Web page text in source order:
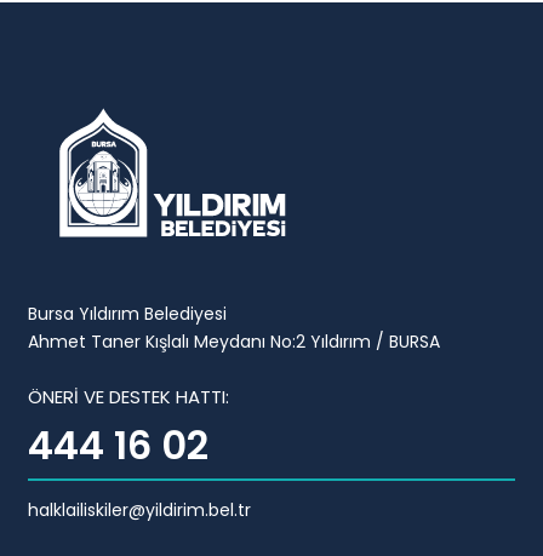
Bursa Yıldırım Belediyesi
Ahmet Taner Kışlalı Meydanı No:2 Yıldırım / BURSA
ÖNERİ VE DESTEK HATTI:
444 16 02
halklailiskiler@yildirim.bel.tr